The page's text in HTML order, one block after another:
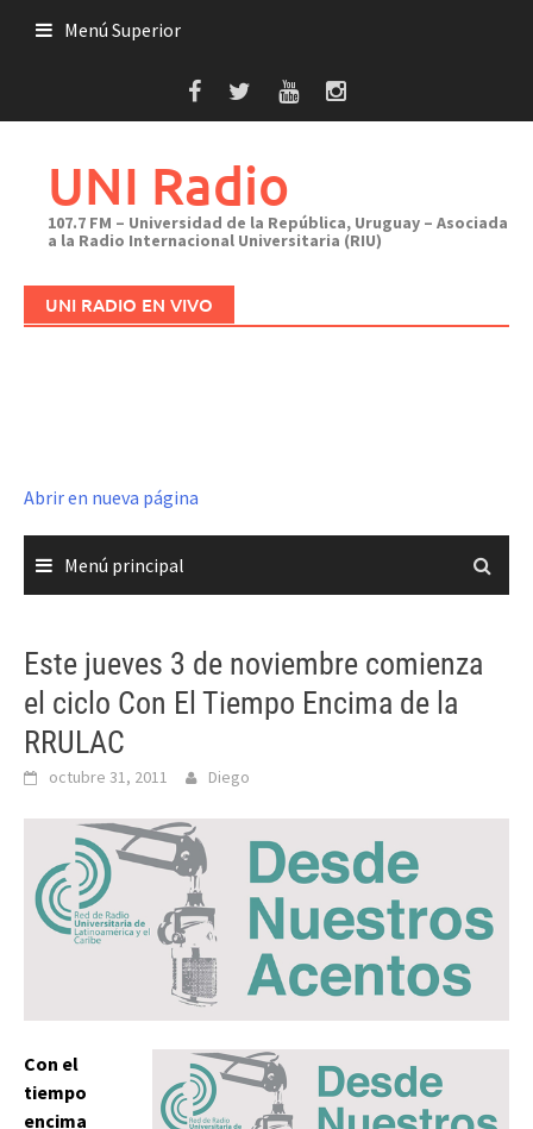
Menú Superior
UNI Radio
107.7 FM – Universidad de la República, Uruguay – Asociada
a la Radio Internacional Universitaria (RIU)
UNI RADIO EN VIVO
Abrir en nueva página
Menú principal
Este jueves 3 de noviembre comienza
el ciclo Con El Tiempo Encima de la
RRULAC
octubre 31, 2011 Diego
Con el
tiempo
encima